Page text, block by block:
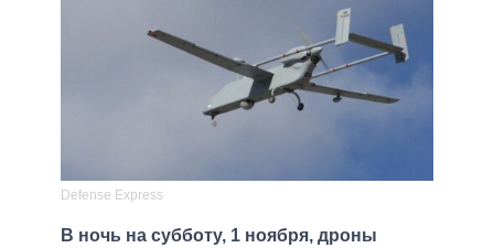
Defense Express
В ночь на субботу, 1 ноября, дроны